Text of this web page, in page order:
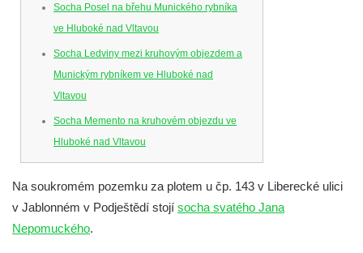
Socha Posel na břehu Munického rybníka
ve Hluboké nad Vltavou
Socha Ledviny mezi kruhovým objezdem a
Munickým rybníkem ve Hluboké nad
Vltavou
Socha Memento na kruhovém objezdu ve
Hluboké nad Vltavou
Socha Chalikotérium v ZOO Hluboká
Socha Smilodon v ZOO Hluboká
Socha Veledaněk v ZOO Hluboká
Na soukromém pozemku za plotem u čp. 143 v Liberecké ulici
v Jablonném v Podještědí stojí socha svatého Jana
Nepomuckého.